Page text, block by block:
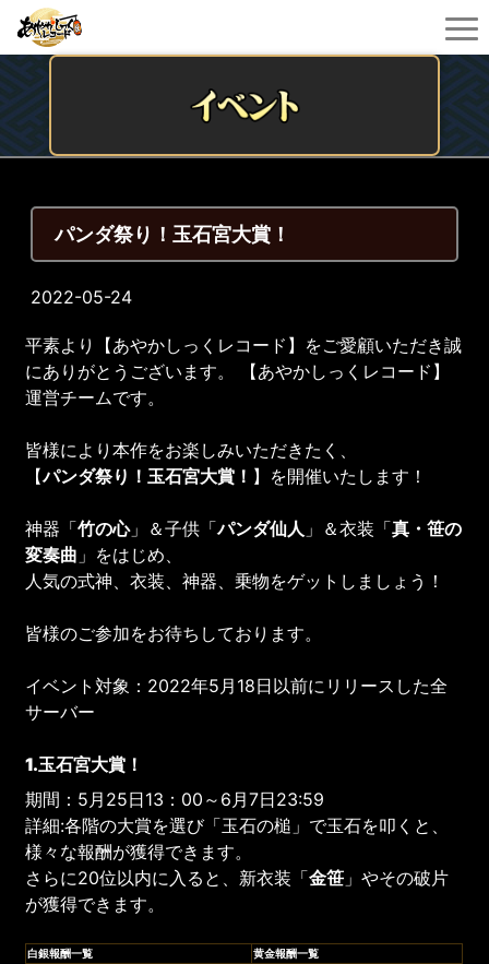
パンダ祭り！玉石宮大賞！
2022-05-24
平素より【あやかしっくレコード】をご愛顧いただき誠
にありがとうございます。 【あやかしっくレコード】
運営チームです。
皆様により本作をお楽しみいただきたく、
【パンダ祭り！玉石宮大賞！ 】を開催いたします！
神器「竹の心」＆子供「パンダ仙人 」＆衣装「真・笹の
変奏曲 」をはじめ、
人気の式神、衣装、神器、乗物をゲットしましょう！
皆様のご参加をお待ちしております。
イベント対象：2022年5月18日以前にリリースした全
サーバー
1.玉石宮大賞！
期間：5月25日13：00～6月7日23:59
詳細:各階の大賞を選び「玉石の槌」で玉石を叩くと、
様々な報酬が獲得できます。
さらに20位以内に入ると、新衣装「金笹 」やその破片
が獲得できます。
白銀報酬一覧
黄金報酬一覧